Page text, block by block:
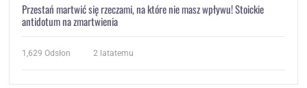
Przestań martwić się rzeczami, na które nie masz wpływu! Stoickie
antidotum na zmartwienia
1,629 Odsłon 2 latatemu